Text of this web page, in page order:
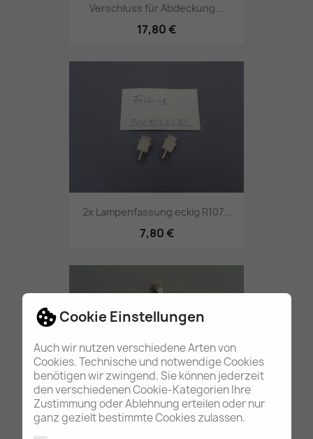
Cookie Einstellungen
Auch wir nutzen verschiedene Arten von
Cookies. Technische und notwendige Cookies
benötigen wir zwingend. Sie können jederzeit
den verschiedenen Cookie-Kategorien Ihre
Zustimmung oder Ablehnung erteilen oder nur
ganz gezielt bestimmte Cookies zulassen.
Verschluss für Abdeckung...
17,80 €
2x Lampenfassung eckig R107...
7,80 €
11x Dübel für Verkleidungen...